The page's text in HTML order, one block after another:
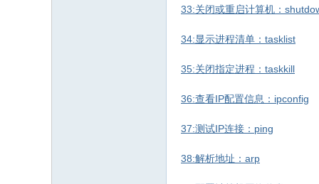
33:关闭或重启计算机：
34:显示进程清单：tasklist
35:关闭指定进程：taskkill
36:查看IP配置信息：ipconfig
37:测试IP连接：ping
38:解析地址：arp